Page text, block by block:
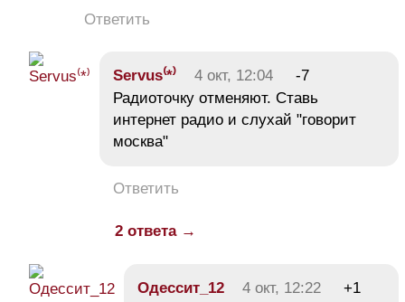
Ответить
Servus⁽*⁾ 4 окт, 12:04
-7
Радиоточку отменяют. Ставь
интернет радио и слухай "говорит
москва"
Ответить
2 ответа →
Одессит_12 4 окт, 12:22 +1